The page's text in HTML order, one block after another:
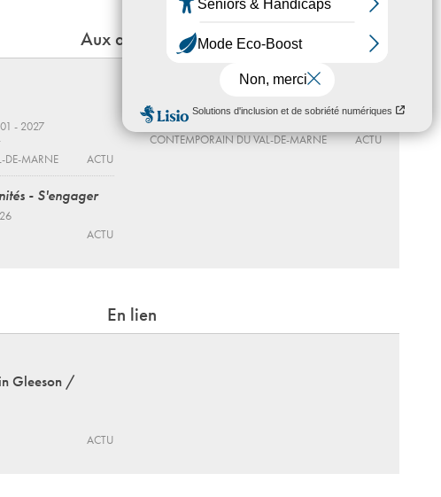
Aux alentours
- 2027
DE-MARNE
ACTU
- S'engager
ACTU
Du 20 - 2025 au 31 - 03 - 2027
MAC VAL – MUSÉE D’ART
CONTEMPORAIN DU VAL-DE-MARNE
ACTU
En lien
Gleeson /
ACTU